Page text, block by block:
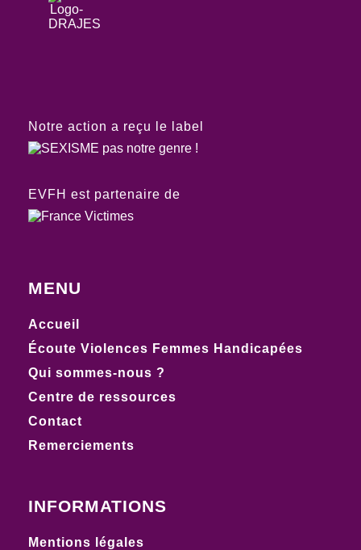
Notre action a reçu le label
EVFH est partenaire de
MENU
Accueil
Écoute Violences Femmes Handicapées
Qui sommes-nous ?
Centre de ressources
Contact
Remerciements
INFORMATIONS
Mentions légales